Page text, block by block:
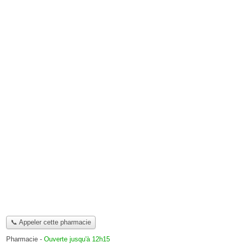
📞 Appeler cette pharmacie
Pharmacie - Ouverte jusqu'à 12h15